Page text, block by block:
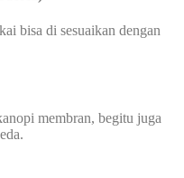
bisa di sesuaikan dengan
membran, begitu juga